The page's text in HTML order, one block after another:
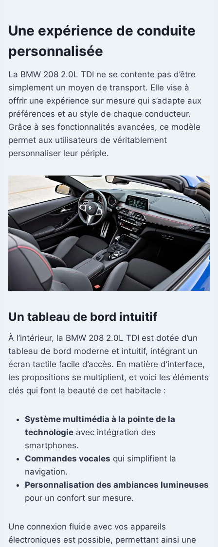
Une expérience de conduite
personnalisée
La BMW 208 2.0L TDI ne se contente pas d’être
simplement un moyen de transport. Elle vise à
offrir une expérience sur mesure qui s’adapte aux
préférences et au style de chaque conducteur.
Grâce à ses fonctionnalités avancées, ce modèle
permet aux utilisateurs de véritablement
personnaliser leur périple.
Un tableau de bord intuitif
À l’intérieur, la BMW 208 2.0L TDI est dotée d’un
tableau de bord moderne et intuitif, intégrant un
écran tactile facile d’accès. En matière d’interface,
les propositions se multiplient, et voici les éléments
clés qui font la beauté de cet habitacle :
Système multimédia à la pointe de la
technologie avec intégration des
smartphones.
Commandes vocales qui simplifient la
navigation.
Personnalisation des ambiances lumineuses
pour un confort sur mesure.
Une connexion fluide avec vos appareils
électroniques est possible, permettant ainsi une